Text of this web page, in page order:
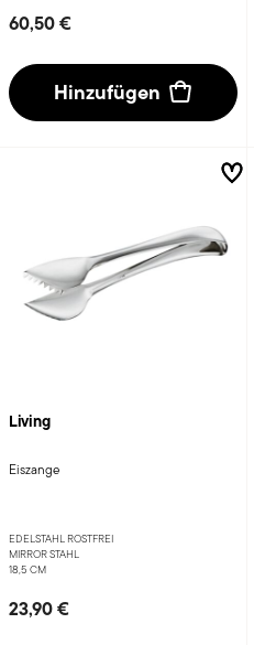
60,50 €
Hinzufügen
Living
Eiszange
EDELSTAHL ROSTFREI
MIRROR STAHL
18,5 CM
23,90 €